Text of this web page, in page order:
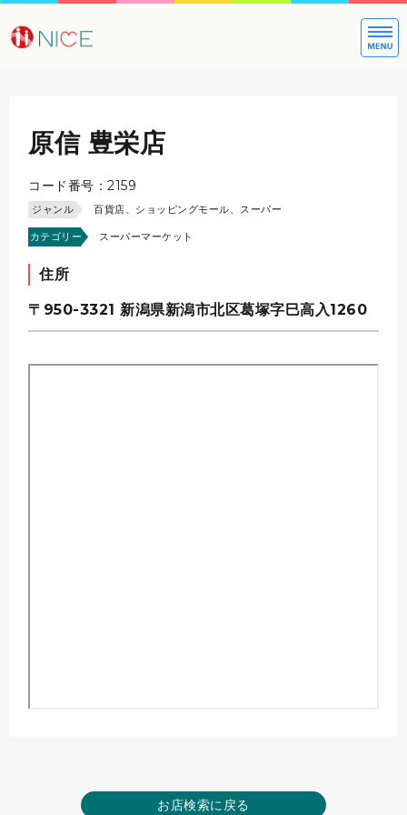
大切な方へ
原信 豊栄店
コード番号：2159
ジャンル 百貨店、ショッピングモール、スーパー
カテゴリー スーパーマーケット
住所
〒950-3321 新潟県新潟市北区葛塚字巳高入1260
お店検索に戻る